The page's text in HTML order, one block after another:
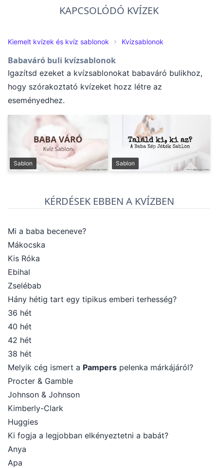
KAPCSOLÓDÓ KVÍZEK
Kiemelt kvízek és kvíz sablonok Kvízsablonok
Babaváró buli kvízsablonok
Igazítsd ezeket a kvízsablonokat babaváró bulikhoz,
hogy szórakoztató kvízeket hozz létre az
eseményedhez.
Sablon Sablon
KÉRDÉSEK EBBEN A KVÍZBEN
Mi a baba beceneve?
Mákocska
Kis Róka
Ebihal
Zselébab
Hány hétig tart egy tipikus emberi terhesség?
36 hét
40 hét
42 hét
38 hét
Melyik cég ismert a Pampers pelenka márkájáról?
Procter & Gamble
Johnson & Johnson
Kimberly-Clark
Huggies
Ki fogja a legjobban elkényeztetni a babát?
Anya
Apa